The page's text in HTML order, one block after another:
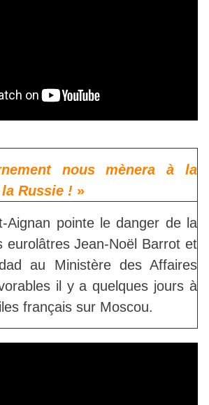
nous mènera à la
Russie ! »
Aignan pointe le danger de la
eurolâtres Jean-Noël Barrot et
au Ministère des Affaires
il y a quelques jours à
français sur Moscou.